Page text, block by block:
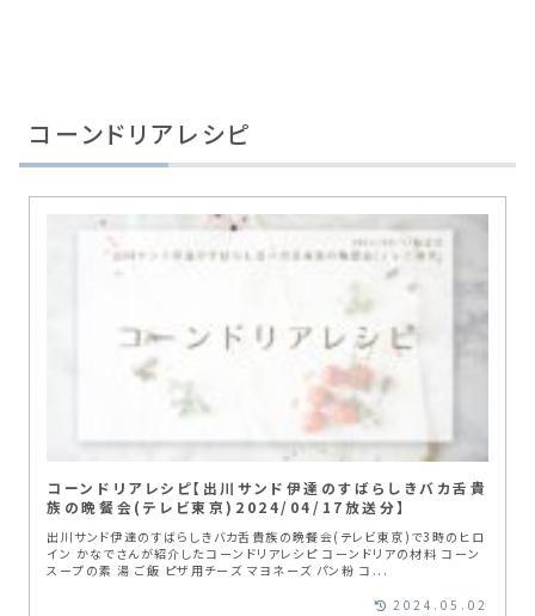
コーンドリアレシピ
コーンドリアレシピ【出川サンド伊達のすばらしきバカ舌貴
族の晩餐会(テレビ東京)2024/04/17放送分】
出川サンド伊達のすばらしきバカ舌貴族の晩餐会(テレビ東京)で3時のヒロ
イン かなでさんが紹介したコーンドリアレシピ コーンドリアの材料 コーン
スープの素 湯 ご飯 ピザ用チーズ マヨネーズ パン粉 コ...
2024.05.02